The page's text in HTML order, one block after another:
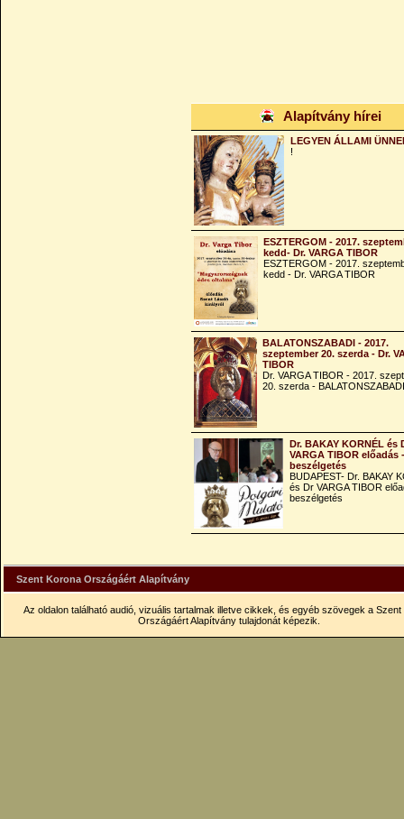
Alapítvány hírei
LEGYEN ÁLLAMI
!
ESZTERGOM - 2017.
kedd- Dr. VARGA TIBOR
ESZTERGOM - 2017.
kedd - Dr. VARGA TIBOR
BALATONSZABADI - 2017.
szeptember 20. szerda - Dr.
TIBOR
Dr. VARGA TIBOR - 2017.
20. szerda - BALATONSZABADI
Dr. BAKAY KORNÉL és
VARGA TIBOR előadás -
beszélgetés
BUDAPEST- Dr. BAKAY
és Dr VARGA TIBOR
beszélgetés
Szent Korona Országáért Alapítvány
Az oldalon található audió, vizuális tartalmak illetve cikkek, és egyéb szövegek a Szent
Országáért Alapítvány tulajdonát képezik.